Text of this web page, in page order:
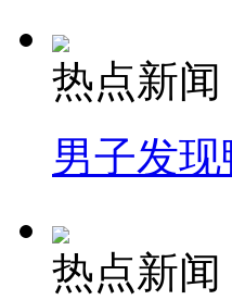
热点新闻
男子发
热点新闻